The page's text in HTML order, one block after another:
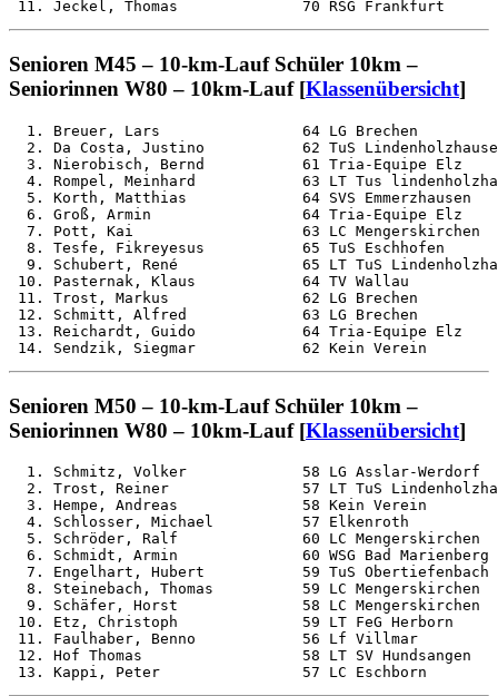
Senioren M45 – 10-km-Lauf Schüler 10km –
Seniorinnen W80 – 10km-Lauf [Klassenübersicht]
1. Breuer, Lars                64 LG Brechen
2. Da Costa, Justino           62 TuS
3. Nierobisch, Bernd           61 Tria-Equipe Elz
4. Rompel, Meinhard            63 LT Tus
5. Korth, Matthias             64 SVS Emmerzhausen
6. Groß, Armin                 64 Tria-Equipe Elz
7. Pott, Kai                   63 LC Mengerskirchen
8. Tesfe, Fikreyesus           65 TuS Eschhofen
9. Schubert, René              65 LT TuS
10. Pasternak, Klaus            64 TV Wallau
11. Trost, Markus               62 LG Brechen
12. Schmitt, Alfred             63 LG Brechen
13. Reichardt, Guido            64 Tria-Equipe Elz
Senioren M50 – 10-km-Lauf Schüler 10km –
Seniorinnen W80 – 10km-Lauf [Klassenübersicht]
1. Schmitz, Volker             58 LG Asslar-Werdorf
2. Trost, Reiner               57 LT TuS
3. Hempe, Andreas              58 Kein Verein
4. Schlosser, Michael          57 Elkenroth
5. Schröder, Ralf              60 LC Mengerskirchen
6. Schmidt, Armin              60 WSG Bad Marienberg
7. Engelhart, Hubert           59 TuS Obertiefenbach
8. Steinebach, Thomas          59 LC Mengerskirchen
9. Schäfer, Horst              58 LC Mengerskirchen
10. Etz, Christoph              59 LT FeG Herborn
11. Faulhaber, Benno            56 Lf Villmar
12. Hof Thomas                  58 LT SV